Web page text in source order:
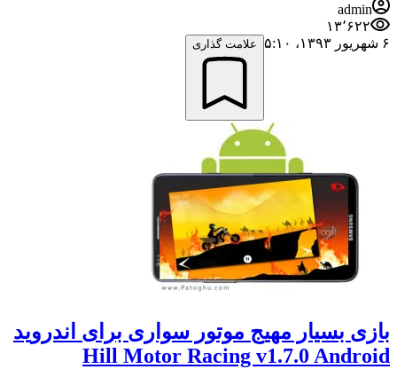
admin
۱۳٬۶۲۲
۶ شهریور ۱۳۹۳،‏ ۵:۱۰
علامت گذاری
بازی بسیار مهیج موتور سواری برای اندروید
Hill Motor Racing v1.7.0 Android